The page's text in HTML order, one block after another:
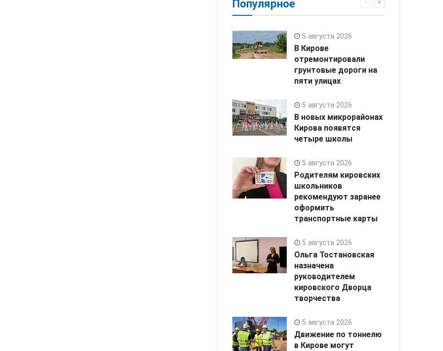
Популярное
5 августа 2026
В Кирове
отремонтировали
грунтовые дороги на
пяти улицах
5 августа 2026
В новых микрорайонах
Кирова появятся
четыре школы
5 августа 2026
Родителям кировских
школьников
рекомендуют заранее
оформить
транспортные карты
5 августа 2026
Ольга Тостановская
назначена
руководителем
кировского Дворца
творчества
5 августа 2026
Движение по тоннелю
в Кирове могут